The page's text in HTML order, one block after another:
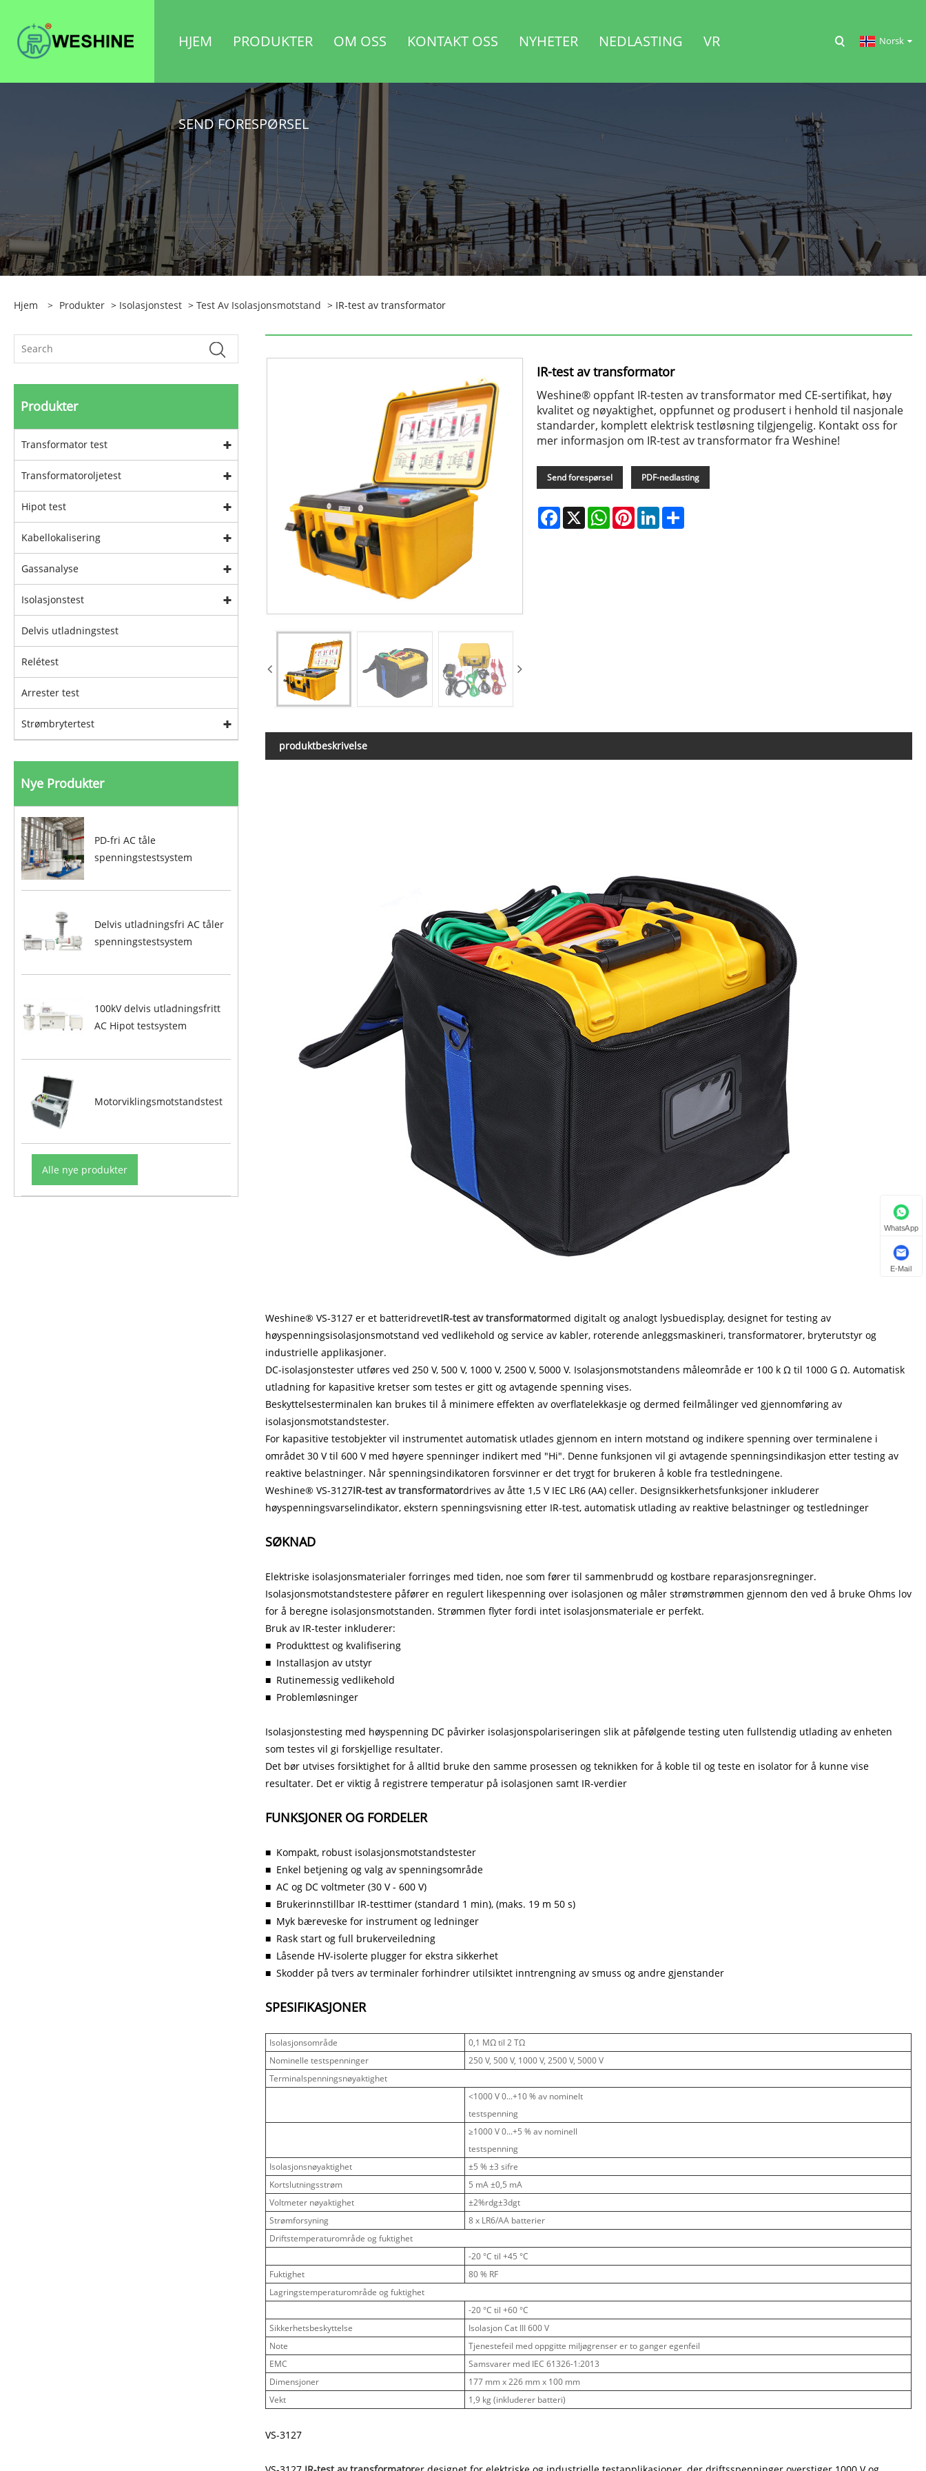
HJEM PRODUKTER OM OSS KONTAKT OSS NYHETER NEDLASTING VR
SEND FORESPØRSEL
Norsk‎
Hjem > Produkter > Isolasjonstest > Test Av Isolasjonsmotstand > IR-test av transformator
Produkter
Transformator test
Transformatoroljetest
Hipot test
Kabellokalisering
Gassanalyse
Isolasjonstest
Delvis utladningstest
Relétest
Arrester test
Strømbrytertest
Nye Produkter
PD-fri AC tåle
spenningstestsystem
Delvis utladningsfri AC tåler
spenningstestsystem
100kV delvis utladningsfritt
AC Hipot testsystem
Motorviklingsmotstandstest
Alle nye produkter
IR-test av transformator
Weshine® oppfant IR-testen av transformator med CE-sertifikat, høy
kvalitet og nøyaktighet, oppfunnet og produsert i henhold til nasjonale
standarder, komplett elektrisk testløsning tilgjengelig. Kontakt oss for
mer informasjon om IR-test av transformator fra Weshine!
Send forespørsel PDF-nedlasting
Facebook
X WhatsApp
PinterestLinkedIn
produktbeskrivelse
Weshine® VS-3127 er et batteridrevetIR-test av transformatormed digitalt og analogt lysbuedisplay, designet for testing av
høyspenningsisolasjonsmotstand ved vedlikehold og service av kabler, roterende anleggsmaskineri, transformatorer, bryterutstyr og
industrielle applikasjoner.
DC-isolasjonstester utføres ved 250 V, 500 V, 1000 V, 2500 V, 5000 V. Isolasjonsmotstandens måleområde er 100 k Ω til 1000 G Ω. Automatisk
utladning for kapasitive kretser som testes er gitt og avtagende spenning vises.
Beskyttelsesterminalen kan brukes til å minimere effekten av overflatelekkasje og dermed feilmålinger ved gjennomføring av
isolasjonsmotstandstester.
For kapasitive testobjekter vil instrumentet automatisk utlades gjennom en intern motstand og indikere spenning over terminalene i
området 30 V til 600 V med høyere spenninger indikert med "Hi". Denne funksjonen vil gi avtagende spenningsindikasjon etter testing av
reaktive belastninger. Når spenningsindikatoren forsvinner er det trygt for brukeren å koble fra testledningene.
Weshine® VS-3127IR-test av transformatordrives av åtte 1,5 V IEC LR6 (AA) celler. Designsikkerhetsfunksjoner inkluderer
høyspenningsvarselindikator, ekstern spenningsvisning etter IR-test, automatisk utlading av reaktive belastninger og testledninger
SØKNAD
Elektriske isolasjonsmaterialer forringes med tiden, noe som fører til sammenbrudd og kostbare reparasjonsregninger.
Isolasjonsmotstandstestere påfører en regulert likespenning over isolasjonen og måler strømstrømmen gjennom den ved å bruke Ohms lov
for å beregne isolasjonsmotstanden. Strømmen flyter fordi intet isolasjonsmateriale er perfekt.
Bruk av IR-tester inkluderer:
■ Produkttest og kvalifisering
■ Installasjon av utstyr
■ Rutinemessig vedlikehold
■ Problemløsninger
Isolasjonstesting med høyspenning DC påvirker isolasjonspolariseringen slik at påfølgende testing uten fullstendig utlading av enheten
som testes vil gi forskjellige resultater.
Det bør utvises forsiktighet for å alltid bruke den samme prosessen og teknikken for å koble til og teste en isolator for å kunne vise
resultater. Det er viktig å registrere temperatur på isolasjonen samt IR-verdier
FUNKSJONER OG FORDELER
■ Kompakt, robust isolasjonsmotstandstester
■ Enkel betjening og valg av spenningsområde
■ AC og DC voltmeter (30 V - 600 V)
■ Brukerinnstillbar IR-testtimer (standard 1 min), (maks. 19 m 50 s)
■ Myk bæreveske for instrument og ledninger
■ Rask start og full brukerveiledning
■ Låsende HV-isolerte plugger for ekstra sikkerhet
■ Skodder på tvers av terminaler forhindrer utilsiktet inntrengning av smuss og andre gjenstander
SPESIFIKASJONER
Isolasjonsområde
0,1 MΩ til 2 TΩ
Nominelle testspenninger
250 V, 500 V, 1000 V, 2500 V, 5000 V
Terminalspenningsnøyaktighet
<1000 V 0...+10 % av nominelt
testspenning
≥1000 V 0...+5 % av nominell
testspenning
Isolasjonsnøyaktighet
±5 % ±3 sifre
Kortslutningsstrøm
5 mA ±0,5 mA
Voltmeter nøyaktighet
±2%rdg±3dgt
Strømforsyning
8 x LR6/AA batterier
Driftstemperaturområde og fuktighet
-20 °C til +45 °C
Fuktighet
80 % RF
Lagringstemperaturområde og fuktighet
-20 °C til +60 °C
Sikkerhetsbeskyttelse
Isolasjon Cat III 600 V
Note
Tjenestefeil med oppgitte miljøgrenser er to ganger egenfeil
EMC
Samsvarer med IEC 61326-1:2013
Dimensjoner
177 mm x 226 mm x 100 mm
Vekt
1,9 kg (inkluderer batteri)
VS-3127
WhatsApp
E-Mail